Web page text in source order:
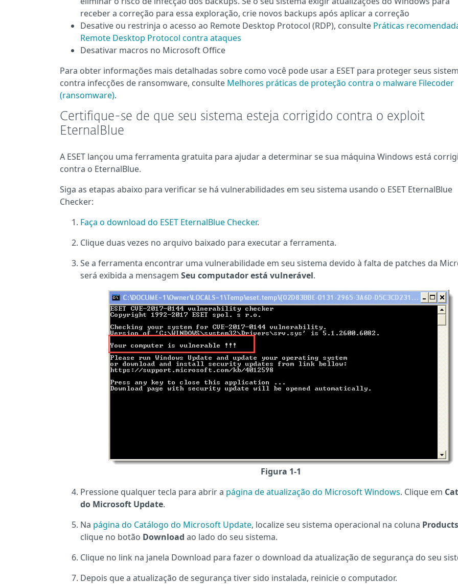
receber a correção para essa exploração, crie novos backups após aplicar a correção
Desative ou restrinja o acesso ao Remote Desktop Protocol (RDP), consulte Práticas
Remote Desktop Protocol contra ataques
Desativar macros no Microsoft Office
Para obter informações mais detalhadas sobre como você pode usar a ESET para proteger seus
contra infecções de ransomware, consulte Melhores práticas de proteção contra o malware Filecoder
(ransomware).
Certifique-se de que seu sistema esteja corrigido contra o exploit
EternalBlue
A ESET lançou uma ferramenta gratuita para ajudar a determinar se sua máquina Windows está
contra o EternalBlue.
Siga as etapas abaixo para verificar se há vulnerabilidades em seu sistema usando o ESET EternalBlue
Checker:
Faça o download do ESET EternalBlue Checker.
Clique duas vezes no arquivo baixado para executar a ferramenta.
Se a ferramenta encontrar uma vulnerabilidade em seu sistema devido à falta de patches da
será exibida a mensagem Seu computador está vulnerável.
Figura 1-1
Pressione qualquer tecla para abrir a página de atualização do Microsoft Windows. Clique em
do Microsoft Update.
Na página do Catálogo do Microsoft Update, localize seu sistema operacional na coluna Products
clique no botão Download ao lado do seu sistema.
Clique no link na janela Download para fazer o download da atualização de segurança do seu
Depois que a atualização de segurança tiver sido instalada, reinicie o computador.